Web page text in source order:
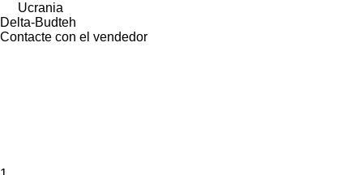
Ucrania
Delta-Budteh
Contacte con el vendedor